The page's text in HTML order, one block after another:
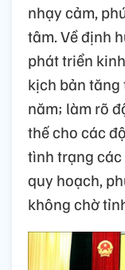
nhạy cảm,
tâm. Về định
phát triển
kịch bản
năm; làm rõ
thế cho các
tình trạng
quy hoạch,
không chờ